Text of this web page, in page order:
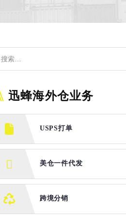
迅蜂海外仓业务
USPS打单
美仓一件代发
跨境分销